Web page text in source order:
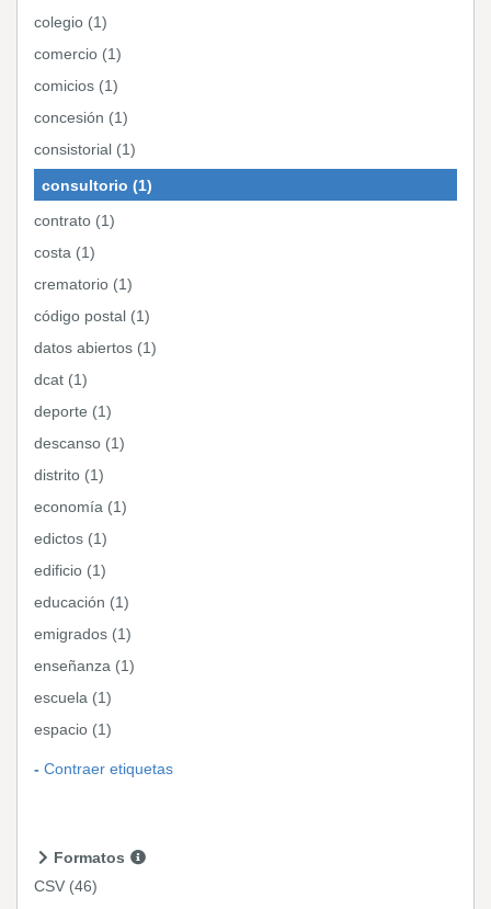
colegio (1)
comercio (1)
comicios (1)
concesión (1)
consistorial (1)
consultorio (1)
contrato (1)
costa (1)
crematorio (1)
código postal (1)
datos abiertos (1)
dcat (1)
deporte (1)
descanso (1)
distrito (1)
economía (1)
edictos (1)
edificio (1)
educación (1)
emigrados (1)
enseñanza (1)
escuela (1)
espacio (1)
Contraer etiquetas
Formatos
CSV (46)